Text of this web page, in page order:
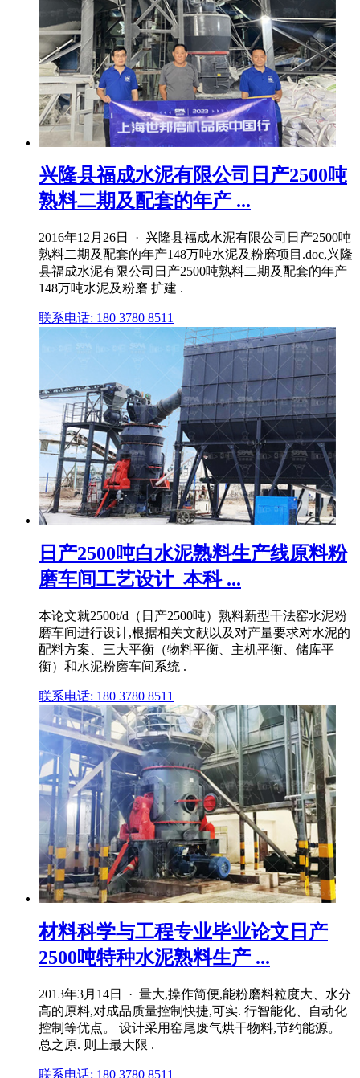
兴隆县福成水泥有限公司日产2500吨
熟料二期及配套的年产 ...
2016年12月26日 · 兴隆县福成水泥有限公司日产2500吨
熟料二期及配套的年产148万吨水泥及粉磨项目.doc,兴隆
县福成水泥有限公司日产2500吨熟料二期及配套的年产
148万吨水泥及粉磨 扩建 .
联系电话: 180 3780 8511
日产2500吨白水泥熟料生产线原料粉
磨车间工艺设计_本科 ...
本论文就2500t/d（日产2500吨）熟料新型干法窑水泥粉
磨车间进行设计,根据相关文献以及对产量要求对水泥的
配料方案、三大平衡（物料平衡、主机平衡、储库平
衡）和水泥粉磨车间系统 .
联系电话: 180 3780 8511
材料科学与工程专业毕业论文日产
2500吨特种水泥熟料生产 ...
2013年3月14日 · 量大,操作简便,能粉磨料粒度大、水分
高的原料,对成品质量控制快捷,可实. 行智能化、自动化
控制等优点。 设计采用窑尾废气烘干物料,节约能源。
总之原. 则上最大限 .
联系电话: 180 3780 8511